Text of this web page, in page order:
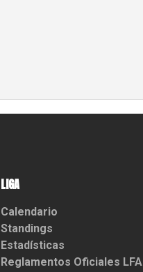
LIGA
Calendario
Standings
Estadísticas
Reglamentos Oficiales LFA